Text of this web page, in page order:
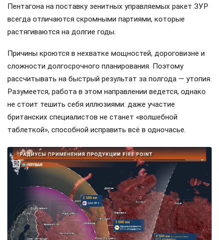
Пентагона на поставку зенитных управляемых ракет ЗУР
всегда отличаются скромными партиями, которые
растягиваются на долгие годы.
Причины кроются в нехватке мощностей, дороговизне и
сложности долгосрочного планирования. Поэтому
рассчитывать на быстрый результат за полгода — утопия.
Разумеется, работа в этом направлении ведется, однако
не стоит тешить себя иллюзиями: даже участие
британских специалистов не станет «волшебной
таблеткой», способной исправить всё в одночасье.